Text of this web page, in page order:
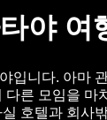
야 여
입니다. 아마
다른 모임을 마
호텔과 회사